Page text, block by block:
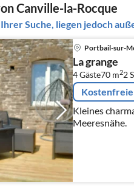
Canville-la-Rocque
Suche, liegen jedoch
Portbail-sur-
La grange
4 Gäste70 m22
Kleines
Meeresnähe.